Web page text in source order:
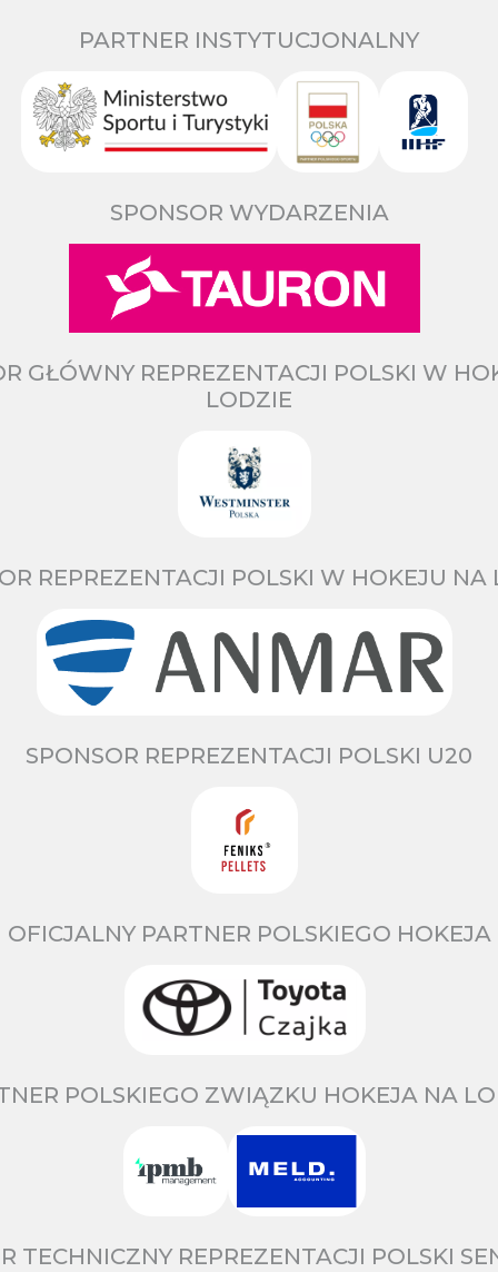
PARTNER INSTYTUCJONALNY
SPONSOR WYDARZENIA
GŁÓWNY REPREZENTACJI POLSKI W
LODZIE
REPREZENTACJI POLSKI W HOKEJU NA
SPONSOR REPREZENTACJI POLSKI U20
OFICJALNY PARTNER POLSKIEGO HOKEJA
POLSKIEGO ZWIĄZKU HOKEJA NA
TECHNICZNY REPREZENTACJI POLSKI